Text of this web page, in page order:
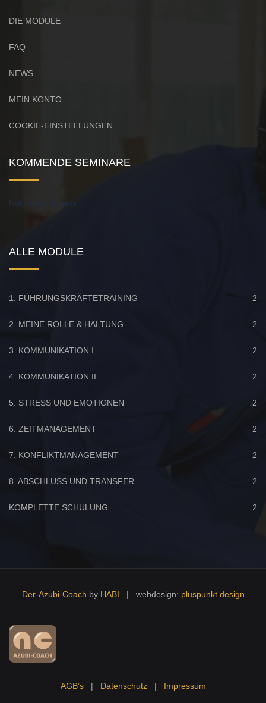
DIE MODULE
FAQ
NEWS
MEIN KONTO
COOKIE-EINSTELLUNGEN
KOMMENDE SEMINARE
Not Found Events
ALLE MODULE
1. FÜHRUNGSKRÄFTETRAINING 2
2. MEINE ROLLE & HALTUNG 2
3. KOMMUNIKATION I 2
4. KOMMUNIKATION II 2
5. STRESS UND EMOTIONEN 2
6. ZEITMANAGEMENT 2
7. KONFLIKTMANAGEMENT 2
8. ABSCHLUSS UND TRANSFER 2
KOMPLETTE SCHULUNG 2
Der-Azubi-Coach by HABI | webdesign: pluspunkt.design
AGB’s| Datenschutz| Impressum